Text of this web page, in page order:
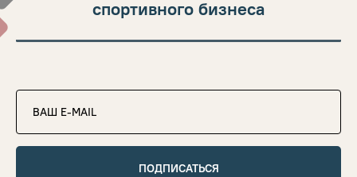
спортивного бизнеса
ПОДПИСАТЬСЯ